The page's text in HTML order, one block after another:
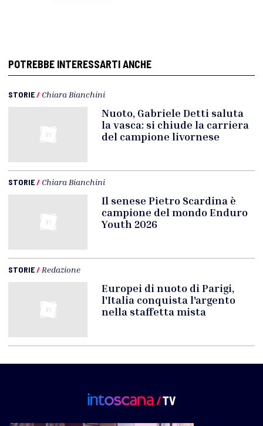
POTREBBE INTERESSARTI ANCHE
STORIE/ Chiara Bianchini
Nuoto, Gabriele Detti saluta
la vasca: si chiude la carriera
del campione livornese
STORIE/ Chiara Bianchini
Il senese Pietro Scardina è
campione del mondo Enduro
Youth 2026
STORIE/ Redazione
Europei di nuoto di Parigi,
l'Italia conquista l'argento
nella staffetta mista